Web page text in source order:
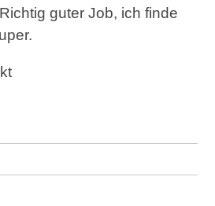
guter Job, ich finde